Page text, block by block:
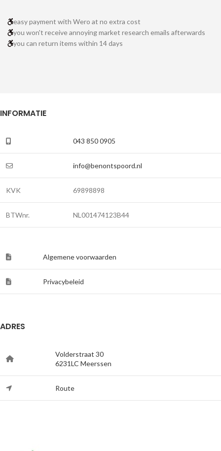
easy payment with Wero at no extra cost
you won't receive annoying market research emails afterwards
you can return items within 14 days
INFORMATIE
043 850 0905
info@benontspoord.nl
KVK 69898898
BTWnr. NL001474123B44
Algemene voorwaarden
Privacybeleid
ADRES
Volderstraat 30
6231LC Meerssen
Route